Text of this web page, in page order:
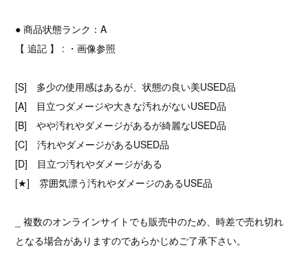
● 商品状態ランク：A
【 追記 】 : ・画像参照
[S] 多少の使用感はあるが、状態の良い美USED品
[A] 目立つダメージや大きな汚れがないUSED品
[B] やや汚れやダメージがあるが綺麗なUSED品
[C] 汚れやダメージがあるUSED品
[D] 目立つ汚れやダメージがある
[★] 雰囲気漂う汚れやダメージのあるUSE品
_ 複数のオンラインサイトでも販売中のため、時差で売れ切れ
となる場合がありますのであらかじめご了承下さい。